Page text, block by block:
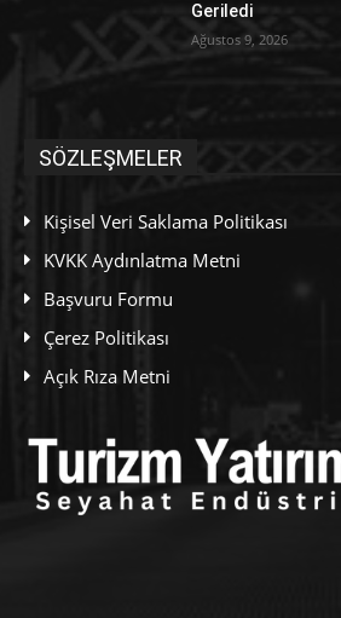
Geriledi
Ağustos 9, 2026
SÖZLEŞMELER
Kişisel Veri Saklama Politikası
KVKK Aydınlatma Metni
Başvuru Formu
Çerez Politikası
Açık Rıza Metni